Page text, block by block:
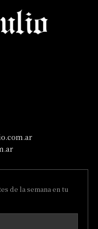
de la semana en tu